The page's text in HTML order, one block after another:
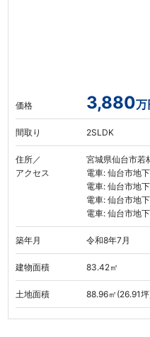
価格 3,880万
間取り 2SLDK
住所／
アクセス
宮城県仙台市若
電車: 仙台市地
電車: 仙台市地
電車: 仙台市地
電車: 仙台市地
築年月 令和8年7月
建物面積 83.42㎡
土地面積 88.96㎡(26.91